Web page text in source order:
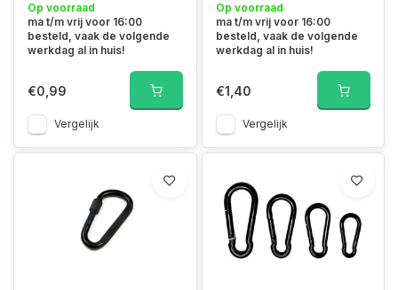
Op voorraad
ma t/m vrij voor 16:00
besteld, vaak de volgende
werkdag al in huis!
€0,99
Vergelijk
Op voorraad
ma t/m vrij voor 16:00
besteld, vaak de volgende
werkdag al in huis!
€1,40
Vergelijk